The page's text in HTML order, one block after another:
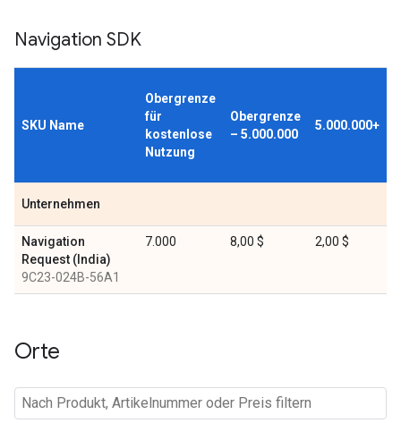
Navigation SDK
SKU Name
Obergrenze
für
kostenlose
Nutzung
Obergrenze
– 5.000.000
5.000.000+
Unternehmen
Navigation
Request (India)
9C23-024B-56A1
7.000 8,00 $ 2,00 $
Orte